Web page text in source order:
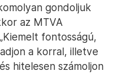
gondoljuk
az MTVA
fontosságú,
a korral, illetve
hitelesen számoljon